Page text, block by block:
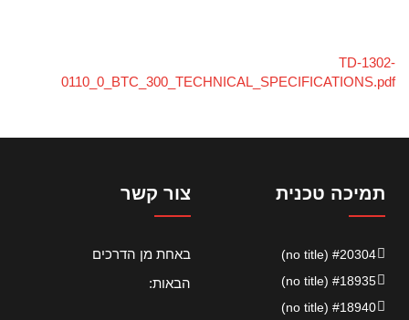
TD-1302-
0110_0_BTC_300_TECHNICAL_SPECIFICATIONS.pdf
צור קשר
באחת מן הדרכים
הבאות:
תמיכה טכנית
#20304 (no title)
#18935 (no title)
#18940 (no title)